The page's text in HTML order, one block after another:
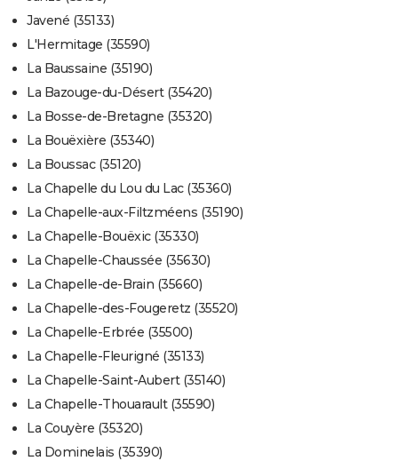
Javené (35133)
L'Hermitage (35590)
La Baussaine (35190)
La Bazouge-du-Désert (35420)
La Bosse-de-Bretagne (35320)
La Bouëxière (35340)
La Boussac (35120)
La Chapelle du Lou du Lac (35360)
La Chapelle-aux-Filtzméens (35190)
La Chapelle-Bouëxic (35330)
La Chapelle-Chaussée (35630)
La Chapelle-de-Brain (35660)
La Chapelle-des-Fougeretz (35520)
La Chapelle-Erbrée (35500)
La Chapelle-Fleurigné (35133)
La Chapelle-Saint-Aubert (35140)
La Chapelle-Thouarault (35590)
La Couyère (35320)
La Dominelais (35390)